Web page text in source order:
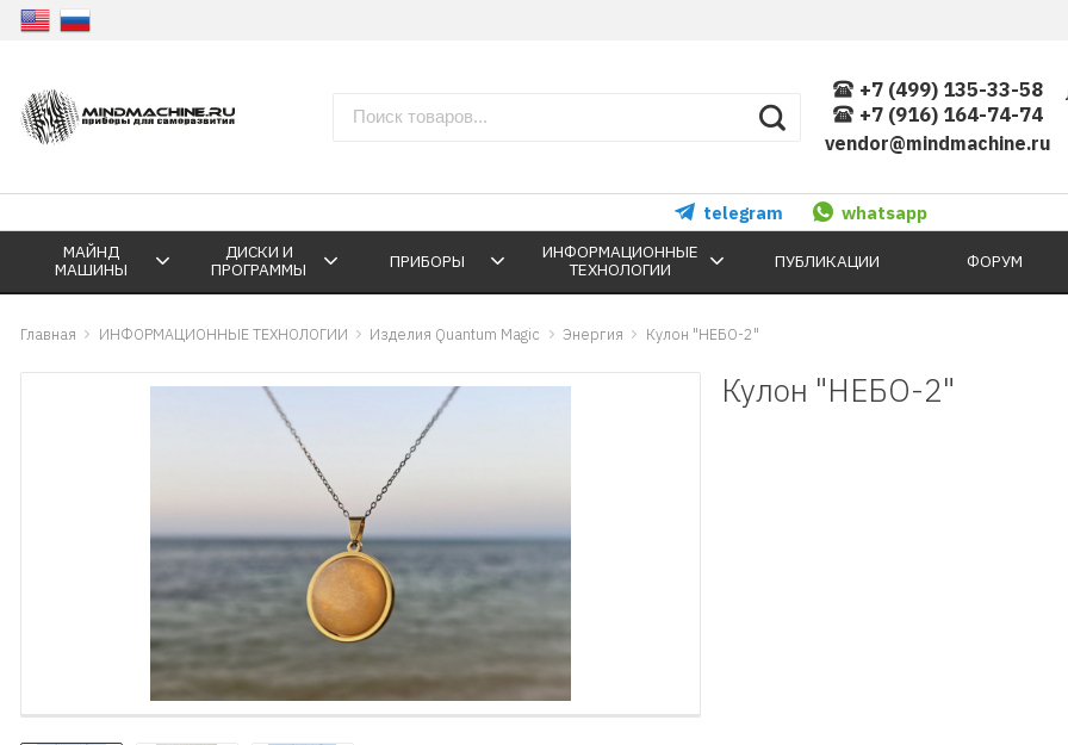
+7 (499) 135-33-58
+7 (916) 164-74-74
vendor@mindmachine.ru
telegram whatsapp
МАЙНД
МАШИНЫ
ДИСКИ И
ПРОГРАММЫ
ПРИБОРЫ
ИНФОРМАЦИОННЫЕ
ТЕХНОЛОГИИ
ПУБЛИКАЦИИ ФОРУМ
Главная ИНФОРМАЦИОННЫЕ ТЕХНОЛОГИИ Изделия Quantum Magic Энергия Кулон "НЕБО-2"
Кулон "НЕБО-2"